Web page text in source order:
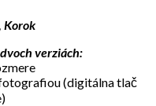
Korok
verziách:
(digitálna tlač